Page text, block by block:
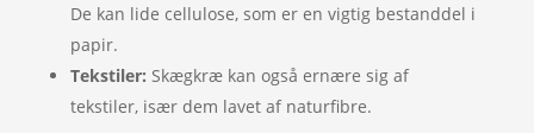
De kan lide cellulose, som er en vigtig bestanddel i
papir.
Tekstiler: Skægkræ kan også ernære sig af
tekstiler, især dem lavet af naturfibre.